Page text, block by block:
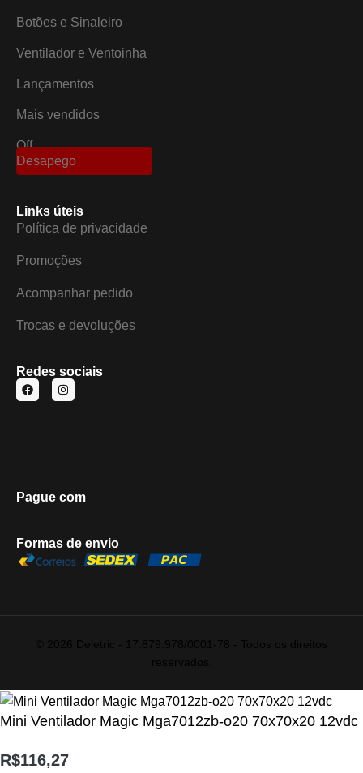
Botões e Sinaleiro
Ventilador e Ventoinha
Lançamentos
Mais vendidos
Off
Desapego
Links úteis
Política de privacidade
Promoções
Acompanhar pedido
Trocas e devoluções
Redes sociais
Pague com
Formas de envio
Mini Ventilador Magic Mga7012zb-o20 70x70x20 12vdc
R$116,27